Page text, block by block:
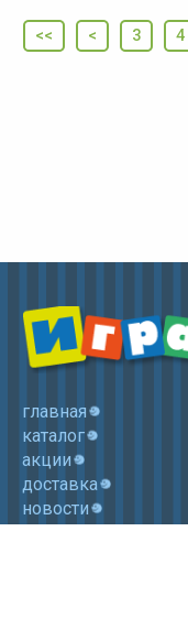
<< < 3 4
главная
каталог
акции
доставка
новости